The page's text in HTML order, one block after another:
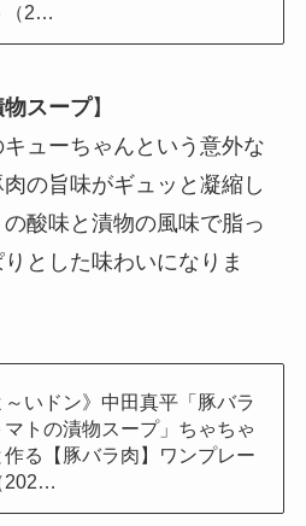
（2…
スープ】
ューちゃんという意外な
の旨味がギュッと凝縮し
酸味と漬物の風味で脂っ
とした味わいになりま
～いドン》中田真平「豚バラ
マトの漬物スープ」ちゃちゃ
作る【豚バラ肉】ワンプレー
202…